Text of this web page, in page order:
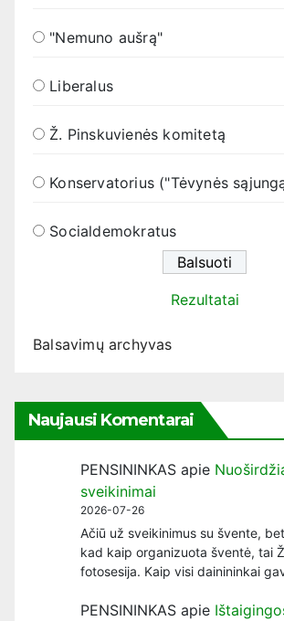
"Nemuno aušrą"
Liberalus
Ž. Pinskuvienės komitetą
Konservatorius ("Tėvynės
Socialdemokratus
Rezultatai
Balsavimų archyvas
Naujausi Komentarai
PENSININKAS apie
sveikinimai
2026-07-26
Ačiū už sveikinimus su švente,
kad kaip organizuota šventė, tai
fotosesija. Kaip visi dainininkai
PENSININKAS apie